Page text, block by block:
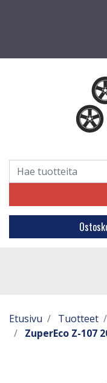
Etusivu Tuotteet
ZuperEco Z-107